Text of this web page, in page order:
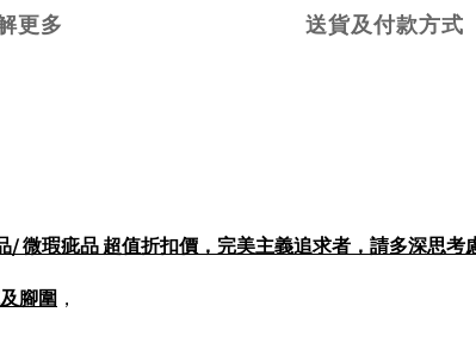
更多 送貨及付款方式
/ 微瑕疵品 超值折扣價，完美主義追求者，請多深思考
腳圍 ，